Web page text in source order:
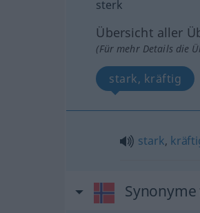
sterk
Übersicht aller
(Für mehr Details die
stark, kräftig
stark,